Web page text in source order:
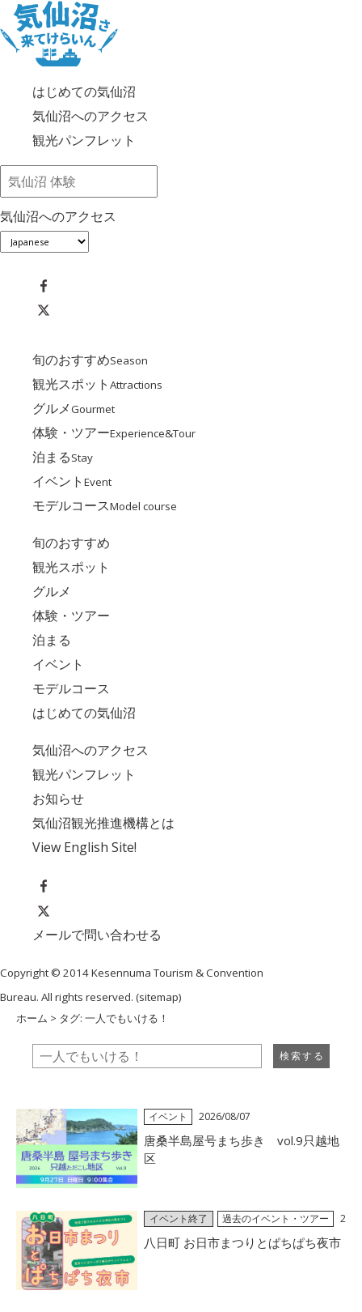
はじめての気仙沼
気仙沼へのアクセス
観光パンフレット
気仙沼へのアクセス
旬のおすすめSeason
観光スポット Attractions
グルメGourmet
体験・ツアーExperience&Tour
泊まるStay
イベント Event
モデルコースModel course
旬のおすすめ
観光スポット
グルメ
体験・ツアー
泊まる
イベント
モデルコース
はじめての気仙沼
気仙沼へのアクセス
観光パンフレット
お知らせ
気仙沼観光推進機構とは
View English Site!
メールで問い合わせる
Copyright © 2014 Kesennuma Tourism & Convention
Bureau. All rights reserved. (sitemap)
ホーム > タグ: 一人でもいける！
イベント 2026/08/07
唐桑半島屋号まち歩き vol.9只越地
区
イベント終了 過去のイベント・ツアー
2
八日町 お日市まつりとぱちぱち夜市